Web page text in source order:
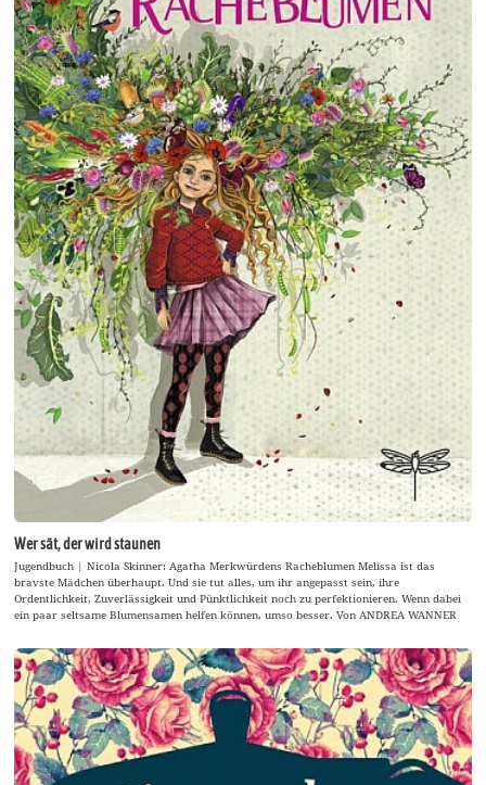
Wer sät, der wird staunen
Jugendbuch | Nicola Skinner: Agatha Merkwürdens Racheblumen Melissa ist das
bravste Mädchen überhaupt. Und sie tut alles, um ihr angepasst sein, ihre
Ordentlichkeit, Zuverlässigkeit und Pünktlichkeit noch zu perfektionieren. Wenn dabei
ein paar seltsame Blumensamen helfen können, umso besser. Von ANDREA WANNER